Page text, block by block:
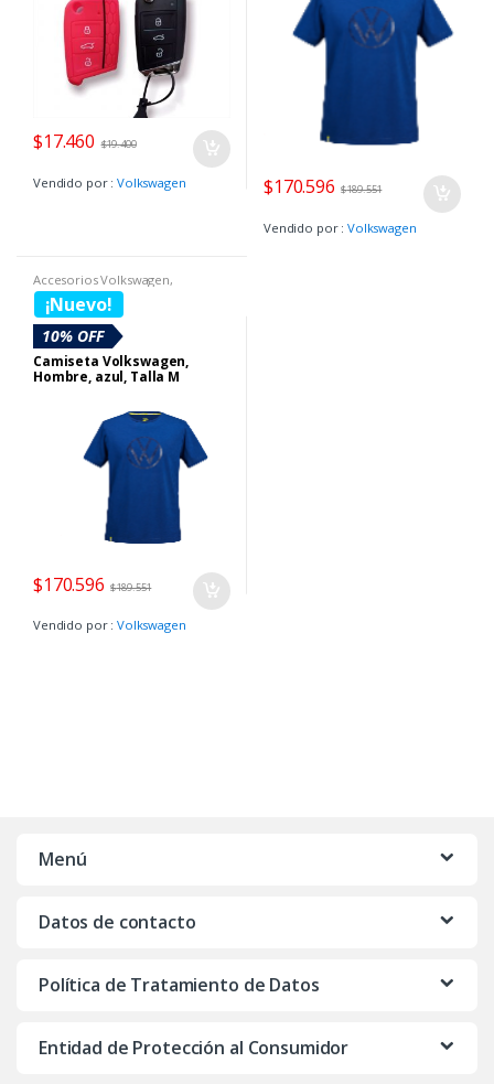
$17.460 $19.400
Vendido por :Volkswagen $170.596 $189.551
Vendido por :Volkswagen
Accesorios Volkswagen,
Boutique Volkswagen Camisetas
10% OFF
¡Nuevo!
Camiseta Volkswagen,
Hombre, azul, Talla M
$170.596 $189.551
Vendido por :Volkswagen
Menú
Datos de contacto
Política de Tratamiento de Datos
Entidad de Protección al Consumidor